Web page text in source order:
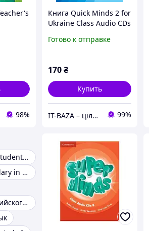
98%
Книга Quick Minds 2 for
Ukraine Class Audio CDs
Cambridge University
Готово к отправке
170₴
Купить
IT-BAZA – ціла база потрібних речей для всієї родини 99%
Wider world 2 student's book
English Vocabulary in Use
Учебники английского языка